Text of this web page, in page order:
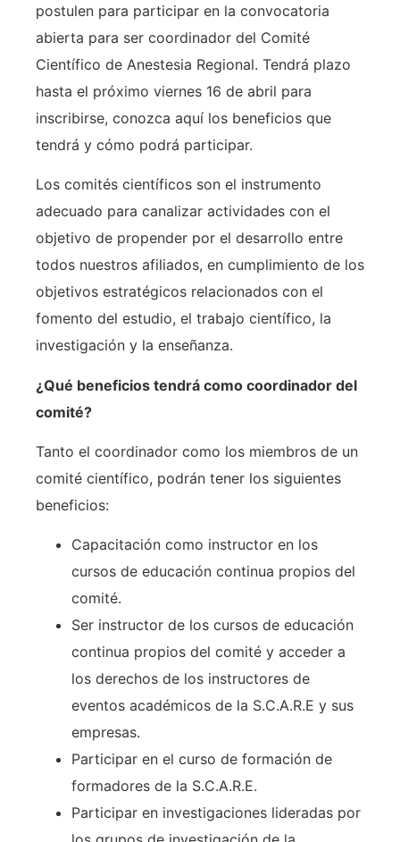
postulen para participar en la convocatoria
abierta para ser coordinador del Comité
Científico de Anestesia Regional. Tendrá plazo
hasta el próximo viernes 16 de abril para
inscribirse, conozca aquí los beneficios que
tendrá y cómo podrá participar.
Los comités científicos son el instrumento
adecuado para canalizar actividades con el
objetivo de propender por el desarrollo entre
todos nuestros afiliados, en cumplimiento de los
objetivos estratégicos relacionados con el
fomento del estudio, el trabajo científico, la
investigación y la enseñanza.
¿Qué beneficios tendrá como coordinador del
comité?
Tanto el coordinador como los miembros de un
comité científico, podrán tener los siguientes
beneficios:
Capacitación como instructor en los
cursos de educación continua propios del
comité.
Ser instructor de los cursos de educación
continua propios del comité y acceder a
los derechos de los instructores de
eventos académicos de la S.C.A.R.E y sus
empresas.
Participar en el curso de formación de
formadores de la S.C.A.R.E.
Participar en investigaciones lideradas por